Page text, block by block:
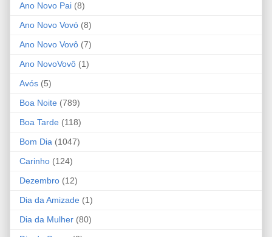
Ano Novo Pai (8)
Ano Novo Vovó (8)
Ano Novo Vovô (7)
Ano NovoVovô (1)
Avós (5)
Boa Noite (789)
Boa Tarde (118)
Bom Dia (1047)
Carinho (124)
Dezembro (12)
Dia da Amizade (1)
Dia da Mulher (80)